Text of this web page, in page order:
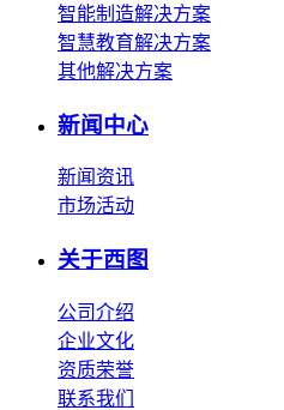
智能制造解决方案
智慧教育解决方案
其他解决方案
新闻中心
新闻资讯
市场活动
关于西图
公司介绍
企业文化
资质荣誉
联系我们